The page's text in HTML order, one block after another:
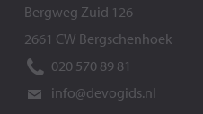
Bergweg Zuid 126
2661 CW Bergschenhoek
020 570 89 81
info@devogids.nl